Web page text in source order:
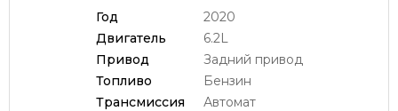
Год
2020
Двигатель
6.2L
Привод
Задний привод
Топливо
Бензин
Трансмиссия
Автомат